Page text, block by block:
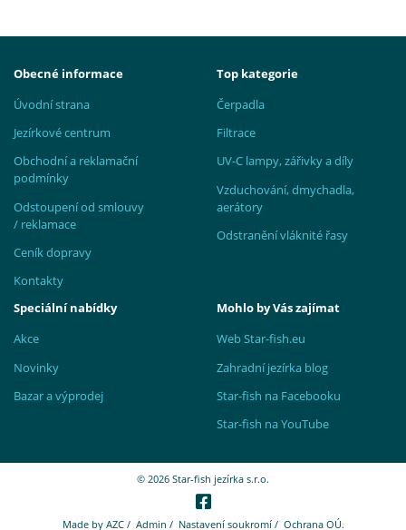
Obecné informace
Úvodní strana
Jezírkové centrum
Obchodní a reklamační
podmínky
Odstoupení od smlouvy
/ reklamace
Ceník dopravy
Kontakty
Top kategorie
Čerpadla
Filtrace
UV-C lampy, zářivky a díly
Vzduchování, dmychadla,
aerátory
Odstranění vláknité řasy
Speciální nabídky
Akce
Novinky
Bazar a výprodej
Mohlo by Vás zajímat
Web Star-fish.eu
Zahradní jezírka blog
Star-fish na Facebooku
Star-fish na YouTube
© 2026 Star-fish jezírka s.r.o.
Made by AZC/ Admin / Nastavení soukromí/ Ochrana OÚ.